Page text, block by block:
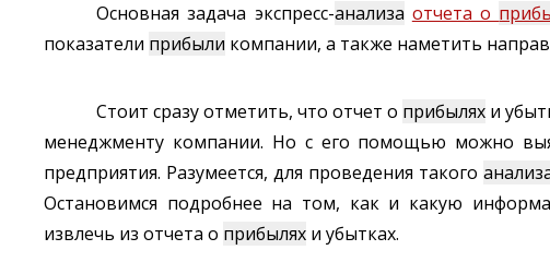
Основная задача экспресс-анализа отчета о
показатели прибыли компании, а также наметить
Стоит сразу отметить, что отчет о прибылях и
менеджменту компании. Но с его помощью можно
предприятия. Разумеется, для проведения такого
Остановимся подробнее на том, как и какую
извлечь из отчета о прибылях и убытках.